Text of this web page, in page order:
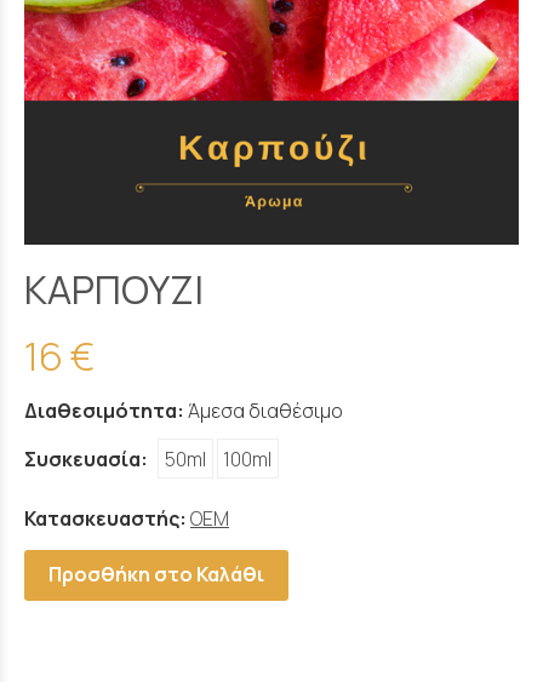
ΚΑΡΠΟΥΖΙ
16 €
Διαθεσιμότητα: Άμεσα διαθέσιμο
Συσκευασία:
50ml 100ml
Κατασκευαστής: OEM
Προσθήκη στο Καλάθι